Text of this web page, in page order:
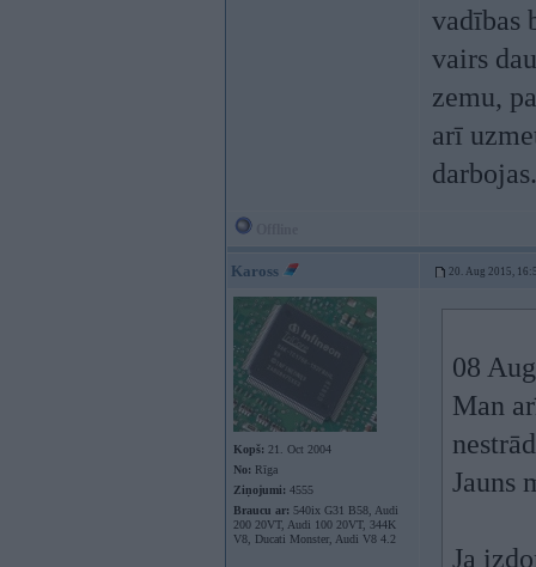
vadības
vairs
zemu,
arī
Kaross 20. Aug 2015,
Kopš: 21. Oct 2004
No: Rīga
Ziņojumi: 4555
Braucu ar: 540ix G31 B58, Audi
200 20VT, Audi 100 20VT, 344K
V8, Ducati Monster, Audi V8 4.2
08
Man
Jauns
Ja